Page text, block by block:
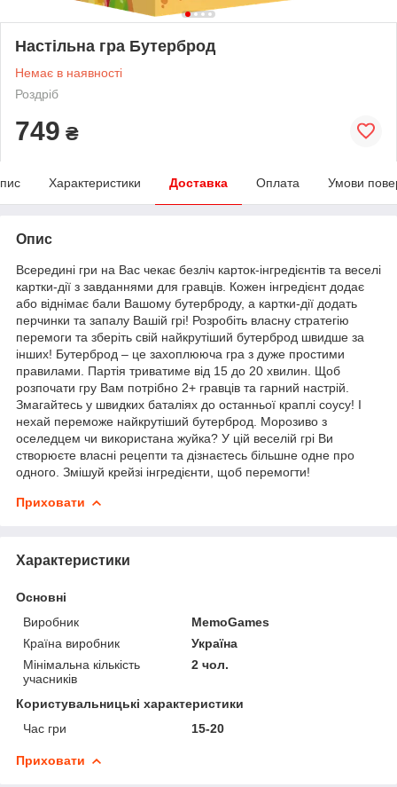
Настільна гра Бутерброд
Немає в наявності
Роздріб
749 ₴
Характеристики Доставка Оплата Умови
Опис
Всередині гри на Вас чекає безліч карток-інгредієнтів та веселі
картки-дії з завданнями для гравців. Кожен інгредієнт додає
або віднімає бали Вашому бутерброду, а картки-дії додать
перчинки та запалу Вашій грі! Розробіть власну стратегію
перемоги та зберіть свій найкрутіший бутерброд швидше за
інших! Бутерброд – це захоплююча гра з дуже простими
правилами. Партія триватиме від 15 до 20 хвилин. Щоб
розпочати гру Вам потрібно 2+ гравців та гарний настрій.
Змагайтесь у швидких баталіях до останньої краплі соусу! І
нехай переможе найкрутіший бутерброд. Морозиво з
оселедцем чи використана жуйка? У цій веселій грі Ви
створюєте власні рецепти та дізнаєтесь більшне одне про
одного. Змішуй крейзі інгредієнти, щоб перемогти!
Приховати
Характеристики
Основні
Виробник
MemoGames
Країна виробник
Україна
Мінімальна кількість
учасників
2 чол.
Користувальницькі характеристики
Час гри
15-20
Приховати